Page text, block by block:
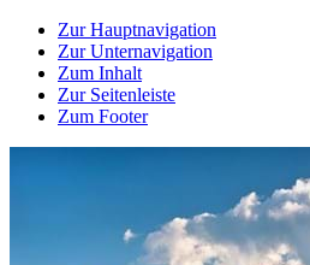
Zur Hauptnavigation
Zur Unternavigation
Zum Inhalt
Zur Seitenleiste
Zum Footer